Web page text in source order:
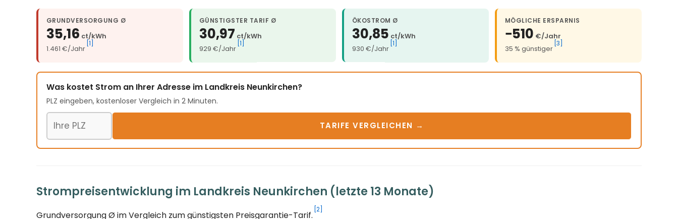
GRUNDVERSORGUNG Ø
35,16 ct/kWh
1.461 €/Jahr
[1]
GÜNSTIGSTER TARIF Ø
30,97 ct/kWh
929 €/Jahr
[1]
ÖKOSTROM Ø
30,85 ct/kWh
930 €/Jahr
[1]
MÖGLICHE ERSPARNIS
−510 €/Jahr
35 % günstiger
[3]
Was kostet Strom an Ihrer Adresse im Landkreis Neunkirchen?
PLZ eingeben, kostenloser Vergleich in 2 Minuten.
Postleitzahl
TARIFE VERGLEICHEN →
Strompreisentwicklung im Landkreis Neunkirchen (letzte 13 Monate)
Grundversorgung Ø im Vergleich zum günstigsten Preisgarantie-Tarif. [2]